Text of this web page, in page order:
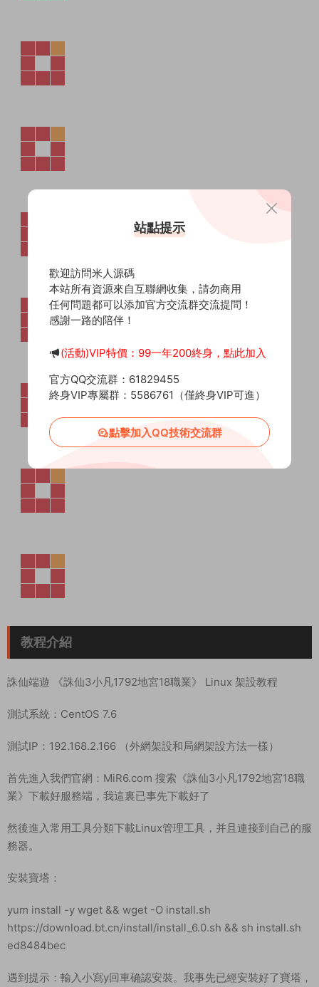
教程介紹
誅仙端遊 《誅仙3小凡1792地宮18職業》 Linux 架設教程
測試系統：CentOS 7.6
測試IP：192.168.2.166 （外網架設和局網架設方法一樣）
首先進入我們官網：MiR6.com 搜索《誅仙3小凡1792地宮18職
業》下載好服務端，我這裏已事先下載好了
然後進入常用工具分類下載Linux管理工具，并且連接到自己的服
務器。
安裝寶塔：
yum install -y wget && wget -O install.sh
https://download.bt.cn/install/install_6.0.sh && sh install.sh
ed8484bec
遇到提示：輸入小寫y回車确認安裝。我事先已經安裝好了寶塔，
站點提示
歡迎訪問米人源碼
本站所有資源來自互聯網收集，請勿商用
任何問題都可以添加官方交流群交流提問！
感謝一路的陪伴！
(活動)VIP特價：99一年200終身，點此加入
官方QQ交流群：61829455
終身VIP專屬群：5586761（僅終身VIP可進）
點擊加入QQ技術交流群